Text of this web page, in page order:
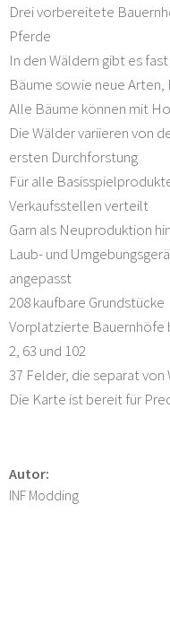
Drei vorbereitete
Pferde
In den Wäldern gibt es
Bäume sowie neue Arten,
Alle Bäume können mit
Die Wälder variieren von
ersten Durchforstung
Für alle
Verkaufsstellen verteilt
Garn als Neuproduktion
Laub- und
angepasst
208 kaufbare Grundstücke
Vorplatzierte Bauernhöfe
2, 63 und 102
37 Felder, die separat
Die Karte ist bereit für
Autor:
INF Modding